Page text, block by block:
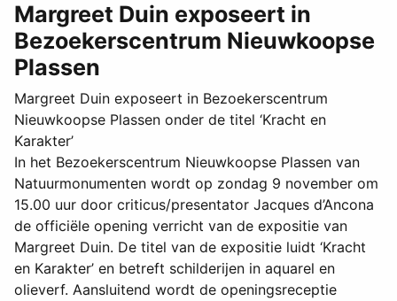
Margreet Duin exposeert in
Bezoekerscentrum Nieuwkoopse
Plassen
Margreet Duin exposeert in Bezoekerscentrum
Nieuwkoopse Plassen onder de titel ‘Kracht en
Karakter’
In het Bezoekerscentrum Nieuwkoopse Plassen van
Natuurmonumenten wordt op zondag 9 november om
15.00 uur door criticus/presentator Jacques d’Ancona
de officiële opening verricht van de expositie van
Margreet Duin. De titel van de expositie luidt ‘Kracht
en Karakter’ en betreft schilderijen in aquarel en
olieverf. Aansluitend wordt de openingsreceptie